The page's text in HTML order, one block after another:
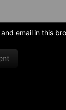
and email in this